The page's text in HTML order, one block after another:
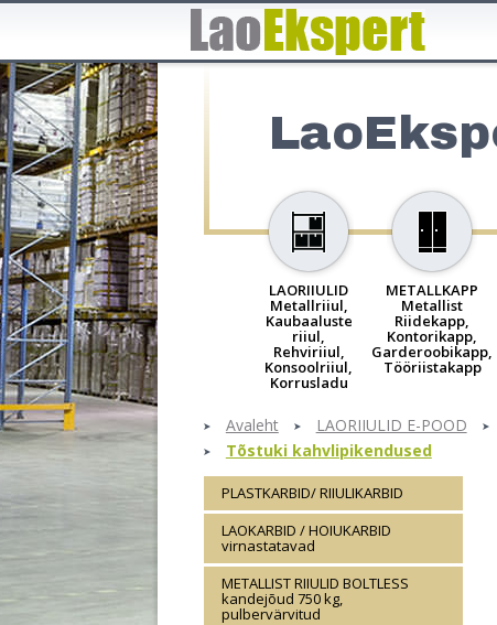
LAORIIULID
Metallriiul,
Kaubaaluste
riiul,
Rehviriiul,
Konsoolriiul,
Korrusladu
METALLKAPP
Metallist
Riidekapp,
Kontorikapp,
Garderoobikapp,
Tööriistakapp
Avaleht LAORIIULID E-POOD
Tõstuki kahvlipikendused
PLASTKARBID/ RIIULIKARBID
LAOKARBID / HOIUKARBID
virnastatavad
METALLIST RIIULID BOLTLESS
kandejõud 750 kg,
pulbervärvitud